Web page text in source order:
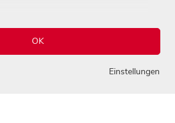
0
Witt GmbH - Karriereportal.
Einstellungen
OK